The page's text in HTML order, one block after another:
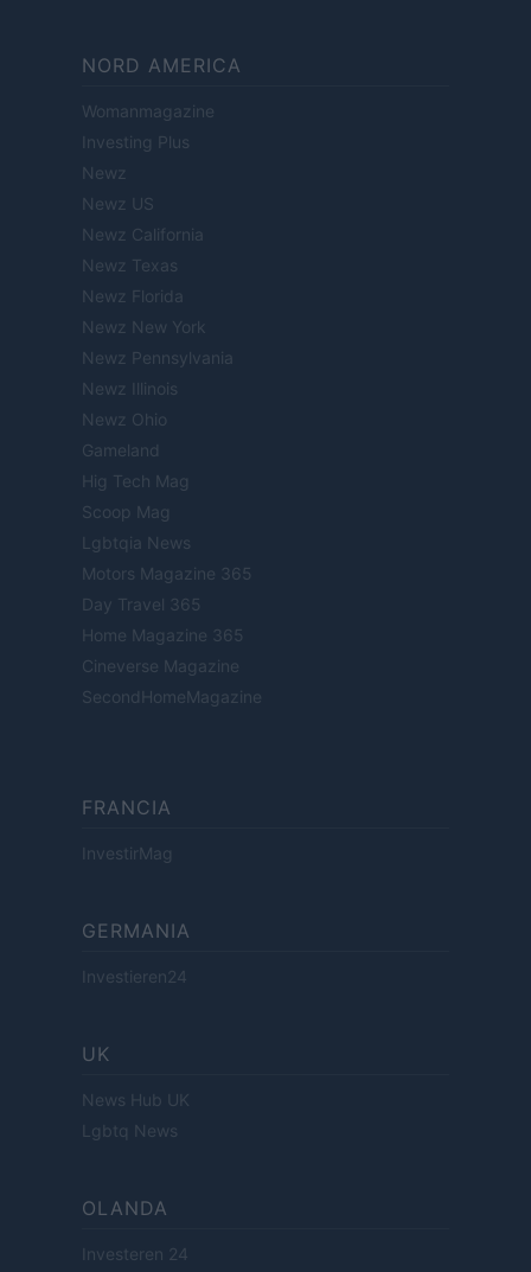
NORD AMERICA
Womanmagazine
Investing Plus
Newz
Newz US
Newz California
Newz Texas
Newz Florida
Newz New York
Newz Pennsylvania
Newz Illinois
Newz Ohio
Gameland
Hig Tech Mag
Scoop Mag
Lgbtqia News
Motors Magazine 365
Day Travel 365
Home Magazine 365
Cineverse Magazine
SecondHomeMagazine
FRANCIA
InvestirMag
GERMANIA
Investieren24
UK
News Hub UK
Lgbtq News
OLANDA
Investeren 24